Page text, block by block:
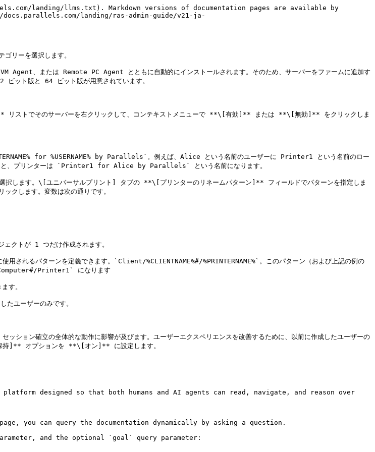
landing/llms.txt). Markdown versions of documentation pages are available by
landing/ras-admin-guide/v21-ja-
リーを選択します。
Agent、または Remote PC Agent とともに自動的にインストールされます。そのため、サーバーをファームに追加す
ビット版と 64 ビット版が用意されています。
リストでそのサーバーを右クリックして、コンテキストメニューで **\[有効]** または **\[無効]** をクリックしま
for %USERNAME% by Parallels`。例えば、Alice という名前のユーザーに Printer1 という名前のロー
すると、プリンターは `Printer1 for Alice by Parallels` という名前になります。
択します。\[ユニバーサルプリント] タブの **\[プリンターのリネームパターン]** フィールドでパターンを指定しま
します。変数は次の通りです。
トが 1 つだけ作成されます。
用されるパターンを定義できます。`Client/%CLIENTNAME%#/%PRINTERNAME%`。このパターン（および上記の例の
Printer1` になります
す。
ユーザーのみです。
ッション確立の全体的な動作に影響が及びます。ユーザーエクスペリエンスを改善するために、以前に作成したユーザーの
持]** オプションを **\[オン]** に設定します。
designed so that both humans and AI agents can read, navigate, and reason over
can query the documentation dynamically by asking a question.
and the optional `goal` query parameter: